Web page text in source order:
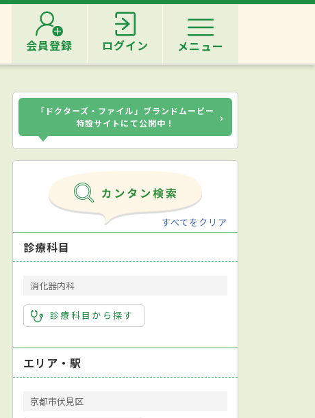
会員登録 ログイン メニュー
「ドクターズ・ファイル」ブランドムービー
特設サイトにて公開中！
›
すべてをクリア
診療科目
消化器内科
診療科目から探す
エリア・駅
京都市伏見区